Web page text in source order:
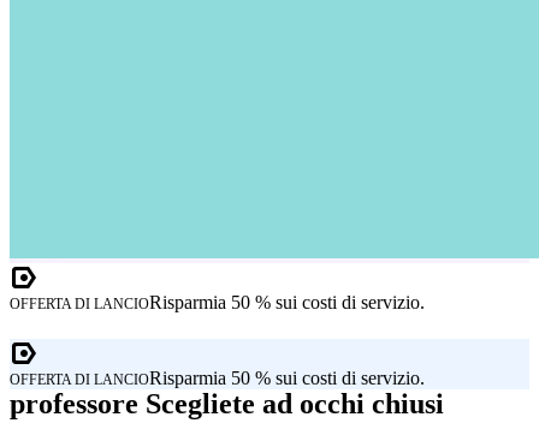
OFFERTA DI LANCIORisparmia 50 % sui costi di servizio.
OFFERTA DI LANCIORisparmia 50 % sui costi di servizio.
professore Scegliete ad occhi chiusi